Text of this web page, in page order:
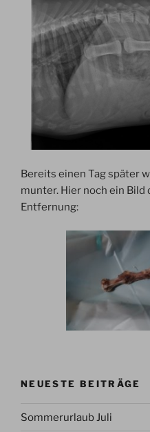
Bereits einen Tag später
munter. Hier noch ein Bild
Entfernung:
NEUESTE BEITRÄGE
Sommerurlaub Juli